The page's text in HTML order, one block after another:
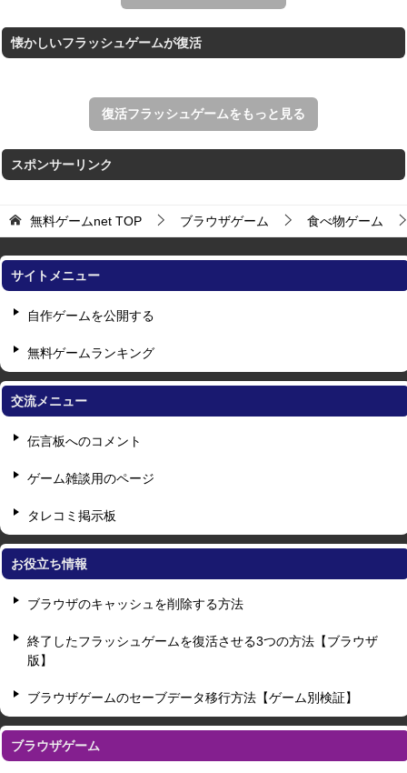
懐かしいフラッシュゲームが復活
復活フラッシュゲームをもっと見る
スポンサーリンク
無料ゲームnet TOP ブラウザゲーム 食べ物ゲーム
サイトメニュー
自作ゲームを公開する
無料ゲームランキング
交流メニュー
伝言板へのコメント
ゲーム雑談用のページ
タレコミ掲示板
お役立ち情報
ブラウザのキャッシュを削除する方法
終了したフラッシュゲームを復活させる3つの方法【ブラウザ
版】
ブラウザゲームのセーブデータ移行方法【ゲーム別検証】
ブラウザゲーム